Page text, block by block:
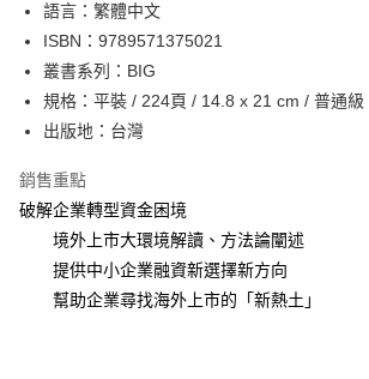
宅配
每筆NT$100，滿NT$499(含以上)免運費
語言：繁體中文
ISBN：9789571375021
叢書系列：BIG
規格：平裝 / 224頁 / 14.8 x 21 cm / 普通級
出版地：台灣
銷售重點
破解企業轉型資金困境
境外上市大環境解讀、方法論闡述
提供中小企業融資新選擇新方向
幫助企業尋找海外上市的「新熱土」